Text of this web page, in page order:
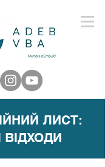
ЛИСТ:
ВІДХОДИ